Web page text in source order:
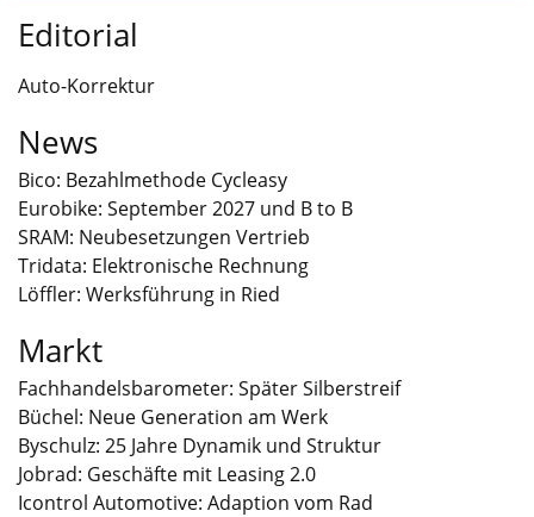
Editorial
Auto-Korrektur
News
Bico: Bezahlmethode Cycleasy
Eurobike: September 2027 und B to B
SRAM: Neubesetzungen Vertrieb
Tridata: Elektronische Rechnung
Löffler: Werksführung in Ried
Markt
Fachhandelsbarometer: Später Silberstreif
Büchel: Neue Generation am Werk
Byschulz: 25 Jahre Dynamik und Struktur
Jobrad: Geschäfte mit Leasing 2.0
Icontrol Automotive: Adaption vom Rad